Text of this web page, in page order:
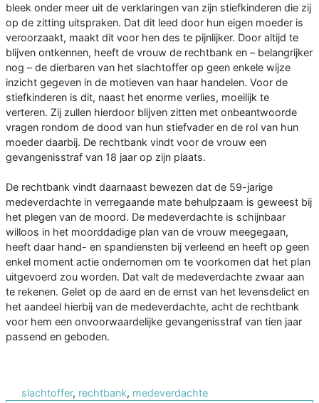
bleek onder meer uit de verklaringen van zijn stiefkinderen die zij
op de zitting uitspraken. Dat dit leed door hun eigen moeder is
veroorzaakt, maakt dit voor hen des te pijnlijker. Door altijd te
blijven ontkennen, heeft de vrouw de rechtbank en – belangrijker
nog – de dierbaren van het slachtoffer op geen enkele wijze
inzicht gegeven in de motieven van haar handelen. Voor de
stiefkinderen is dit, naast het enorme verlies, moeilijk te
verteren. Zij zullen hierdoor blijven zitten met onbeantwoorde
vragen rondom de dood van hun stiefvader en de rol van hun
moeder daarbij. De rechtbank vindt voor de vrouw een
gevangenisstraf van 18 jaar op zijn plaats.
De rechtbank vindt daarnaast bewezen dat de 59-jarige
medeverdachte in verregaande mate behulpzaam is geweest bij
het plegen van de moord. De medeverdachte is schijnbaar
willoos in het moorddadige plan van de vrouw meegegaan,
heeft daar hand- en spandiensten bij verleend en heeft op geen
enkel moment actie ondernomen om te voorkomen dat het plan
uitgevoerd zou worden. Dat valt de medeverdachte zwaar aan
te rekenen. Gelet op de aard en de ernst van het levensdelict en
het aandeel hierbij van de medeverdachte, acht de rechtbank
voor hem een onvoorwaardelijke gevangenisstraf van tien jaar
passend en geboden.
slachtoffer, rechtbank, medeverdachte